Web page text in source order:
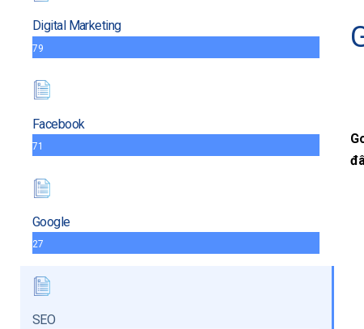
Digital Marketing
79
Facebook
71
Google
27
SEO